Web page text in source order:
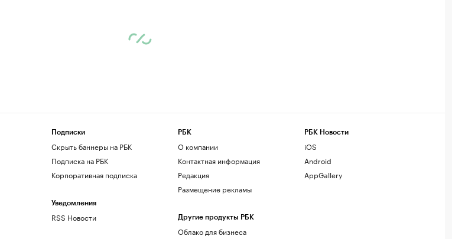
Подписки
Скрыть баннеры на РБК
Подписка на РБК
Корпоративная подписка
Уведомления
RSS Новости
РБК
О компании
Контактная информация
Редакция
Размещение рекламы
Другие продукты РБК
Облако для бизнеса
РБК Новости
iOS
Android
AppGallery